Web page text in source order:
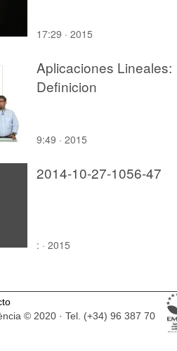
17:29 · 2015
Aplicaciones Lineales:
Definicion
9:49 · 2015
2014-10-27-1056-47
: · 2015
© 2020 · Tel. (+34) 96 387 70